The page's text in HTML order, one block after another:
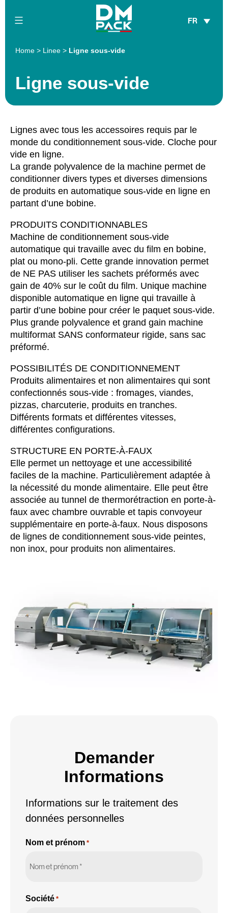
FR
Home > Linee > Ligne sous-vide
Ligne sous-vide
Lignes avec tous les accessoires requis par le
monde du conditionnement sous-vide. Cloche pour
vide en ligne.
La grande polyvalence de la machine permet de
conditionner divers types et diverses dimensions
de produits en automatique sous-vide en ligne en
partant d’une bobine.
PRODUITS CONDITIONNABLES
Machine de conditionnement sous-vide
automatique qui travaille avec du film en bobine,
plat ou mono-pli. Cette grande innovation permet
de NE PAS utiliser les sachets préformés avec
gain de 40% sur le coût du film. Unique machine
disponible automatique en ligne qui travaille à
partir d’une bobine pour créer le paquet sous-vide.
Plus grande polyvalence et grand gain machine
multiformat SANS conformateur rigide, sans sac
préformé.
POSSIBILITÉS DE CONDITIONNEMENT
Produits alimentaires et non alimentaires qui sont
confectionnés sous-vide : fromages, viandes,
pizzas, charcuterie, produits en tranches.
Différents formats et différentes vitesses,
différentes configurations.
STRUCTURE EN PORTE-À-FAUX
Elle permet un nettoyage et une accessibilité
faciles de la machine. Particulièrement adaptée à
la nécessité du monde alimentaire. Elle peut être
associée au tunnel de thermorétraction en porte-à-
faux avec chambre ouvrable et tapis convoyeur
supplémentaire en porte-à-faux. Nous disposons
de lignes de conditionnement sous-vide peintes,
non inox, pour produits non alimentaires.
Demander
Informations
Informations sur le traitement des
données personnelles
Nom et prénom *
Société *